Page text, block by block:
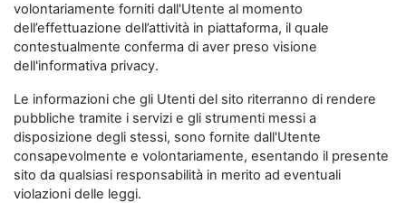
volontariamente forniti dall'Utente al momento
dell’effettuazione dell’attività in piattaforma, il quale
contestualmente conferma di aver preso visione
dell'informativa privacy.
Le informazioni che gli Utenti del sito riterranno di rendere
pubbliche tramite i servizi e gli strumenti messi a
disposizione degli stessi, sono fornite dall'Utente
consapevolmente e volontariamente, esentando il presente
sito da qualsiasi responsabilità in merito ad eventuali
violazioni delle leggi.